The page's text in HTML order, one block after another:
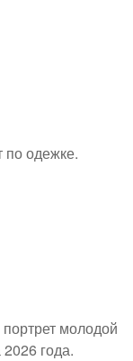
по одежке.
молодой
года.